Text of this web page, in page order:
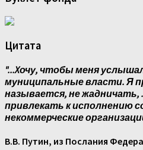
Цитата
"...Xочу, чтобы меня
муниципальные власти. Я
называется, не жадничать,
привлекать к исполнению
некоммерческие
В.В. Путин, из Послания